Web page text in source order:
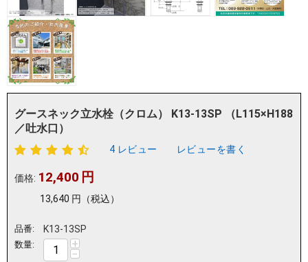
グースネック立水栓（クロム） K13-13SP （L115×H188
／吐水口）
4 レビュー レビューを書く
価格: 12,400 円
13,640 円 （税込）
品番: K13-13SP
数量: +
−